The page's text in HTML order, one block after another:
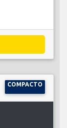
COMPACTO